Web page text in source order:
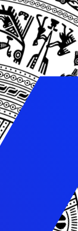
nhiều lần
như nội
SEO